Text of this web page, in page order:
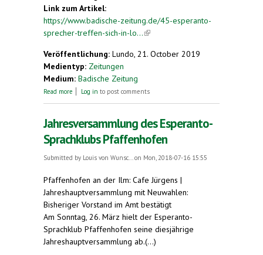
Link zum Artikel:
https://www.badische-zeitung.de/45-esperanto-
sprecher-treffen-sich-in-lo...(link is external)
Veröffentlichung: Lundo, 21. October 2019
Medientyp: Zeitungen
Medium: Badische Zeitung
Read more about 45 Esperanto-Sprecher treffen sich in Lörrach
Log in to post comments
Jahresversammlung des Esperanto-
Sprachklubs Pfaffenhofen
Submitted by Louis von Wunsc... on Mon, 2018-07-16 15:55
Pfaffenhofen an der Ilm: Cafe Jürgens |
Jahreshauptversammlung mit Neuwahlen:
Bisheriger Vorstand im Amt bestätigt
Am Sonntag, 26. März hielt der Esperanto-
Sprachklub Pfaffenhofen seine diesjährige
Jahreshauptversammlung ab.(...)